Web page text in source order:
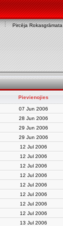
Pircēja Rokasgrāmata
Pievienojies
07 Jun 2006
28 Jun 2006
29 Jun 2006
29 Jun 2006
12 Jul 2006
12 Jul 2006
12 Jul 2006
12 Jul 2006
12 Jul 2006
12 Jul 2006
12 Jul 2006
12 Jul 2006
13 Jul 2006